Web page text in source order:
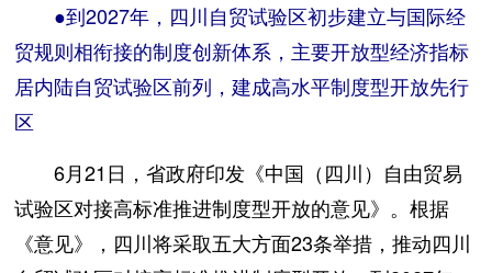
●到2027年，四川自贸试验区初步建立与国际经
贸规则相衔接的制度创新体系，主要开放型经济指标
居内陆自贸试验区前列，建成高水平制度型开放先行
区
6月21日，省政府印发《中国（四川）自由贸易
试验区对接高标准推进制度型开放的意见》。根据
《意见》，四川将采取五大方面23条举措，推动四川